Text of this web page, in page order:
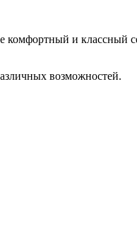
комфортный и классный
возможностей.